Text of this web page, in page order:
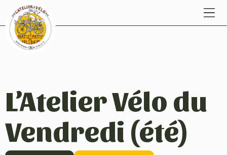
L’Atelier Vélo du
Vendredi (été)